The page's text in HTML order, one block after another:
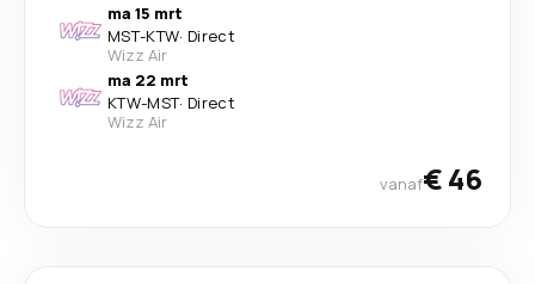
ma 15 mrt
MST-KTW· Direct
Wizz Air
ma 22 mrt
KTW-MST· Direct
Wizz Air
vanaf€ 46